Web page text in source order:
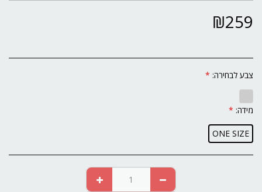
₪259
צבע לבחירה: *
מידה: *
ONE SIZE